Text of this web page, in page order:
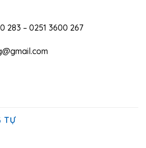
283 – 0251 3600 267
TỰ